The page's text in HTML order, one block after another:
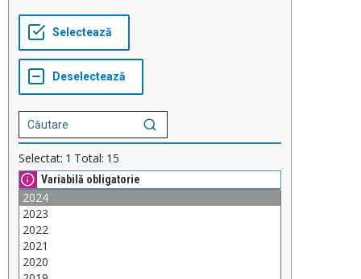
Selectat: 1 Total: 15
Variabilă obligatorie